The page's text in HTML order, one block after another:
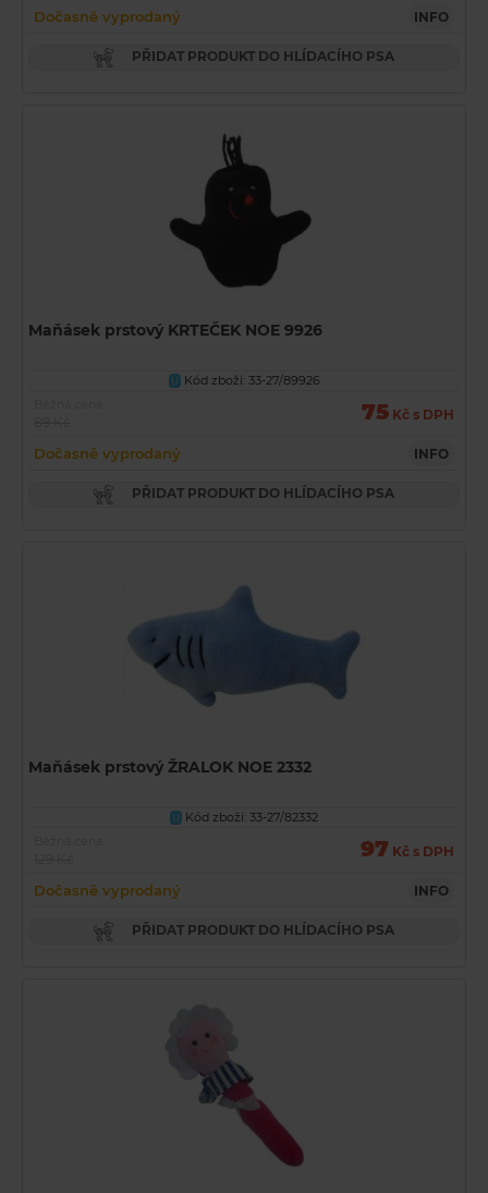
Dočasně vyprodaný INFO
PŘIDAT PRODUKT DO HLÍDACÍHO PSA
Maňásek prstový KRTEČEK NOE 9926
U Kód zboží: 33-27/89926
75 Kč s DPH
Dočasně vyprodaný INFO
PŘIDAT PRODUKT DO HLÍDACÍHO PSA
Maňásek prstový ŽRALOK NOE 2332
U
Kód zboží: 33-27/82332
97 Kč s DPH
Dočasně vyprodaný INFO
PŘIDAT PRODUKT DO HLÍDACÍHO PSA